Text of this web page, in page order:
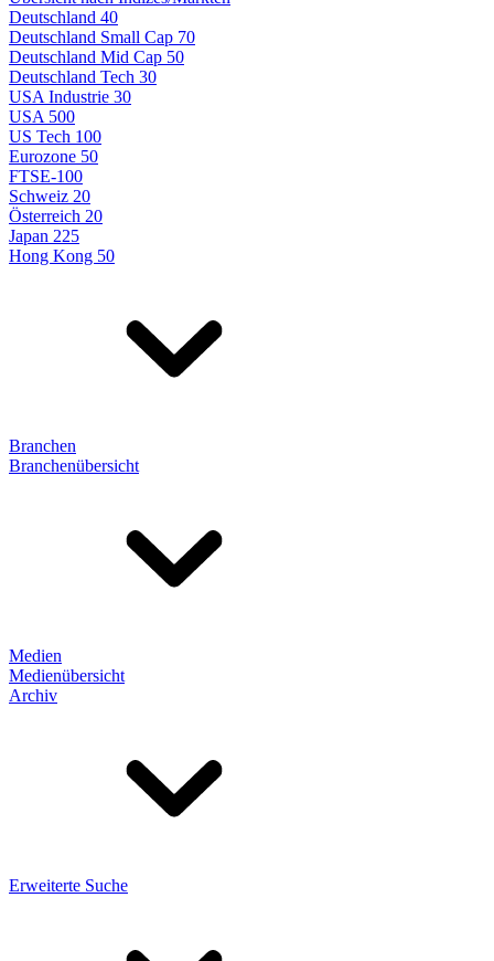
Deutschland 40
Deutschland Small Cap 70
Deutschland Mid Cap 50
Deutschland Tech 30
USA Industrie 30
USA 500
US Tech 100
Eurozone 50
FTSE-100
Schweiz 20
Österreich 20
Japan 225
Hong Kong 50
Branchen
Branchenübersicht
Medien
Medienübersicht
Archiv
Erweiterte Suche